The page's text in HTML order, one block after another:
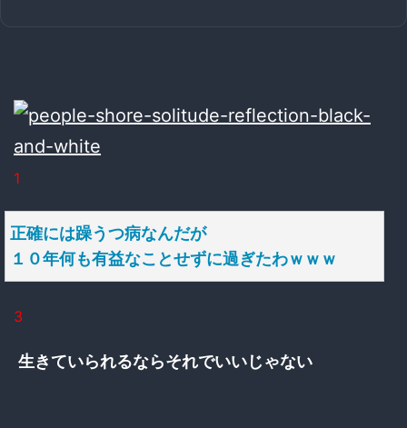
1
正確には躁うつ病なんだが
１０年何も有益なことせずに過ぎたわｗｗｗ
3
生きていられるならそれでいいじゃない